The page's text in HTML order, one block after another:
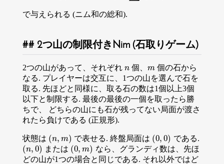
で与えられる (ニム和の総和).
2つ山の制限付きNim (石取りゲーム)
2つの山があって、それぞれ n
n 個、m
m 個の石から
なる. プレイヤーは交互に、1つの山を選んで石を
取る. 先ほどと同様に、取る石の数は1個以上3個
以下と制限する. 最後の最後の一個を取ったら勝
ちで、 どちらの山にも石が残ってない局面が渡さ
れたら負けである (正規形).
状態は (n, m)
(n,m) で表せる. 終盤局面は (0, 0)
(0,0) である.
(n, 0)
(n,0 ) または (0, m)
(0,m)
なら、グランディ数は、先ほ
どの山が1つの場合と同じである. それ以外ではど